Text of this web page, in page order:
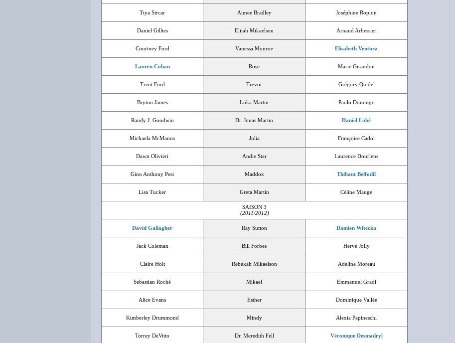
Tiya Sircar Aimee Bradley Joséphine Ropion
Daniel Gillies Elijah Mikaelson Arnaud Arbessier
Courtney Ford Vanessa Monroe Elisabeth Ventura
Lauren Cohan Rose Marie Giraudon
Trent Ford Trevor Grégory Quidel
Bryton James Luka Martin Paolo Domingo
Randy J. Goodwin Dr. Jonas Martin Daniel Lobé
Michaela McManus Julia Françoise Cadol
Dawn Olivieri Andie Star Laurence Dourlens
Gino Anthony Pesi Maddox Thibaut Belfodil
Lisa Tucker Greta Martin Céline Mauge
SAISON 3
(2011/2012)
David Gallagher Ray Sutton Damien Witecka
Jack Coleman Bill Forbes Hervé Jolly
Claire Holt Rebekah Mikaelson Adeline Moreau
Sebastian Roché Mikael Emmanuel Gradi
Alice Evans Esther Dominique Vallée
Kimberley Drummond Mindy Alexia Papineschi
Torrey DeVitto Dr. Meredith Fell Véronique Desmadryl